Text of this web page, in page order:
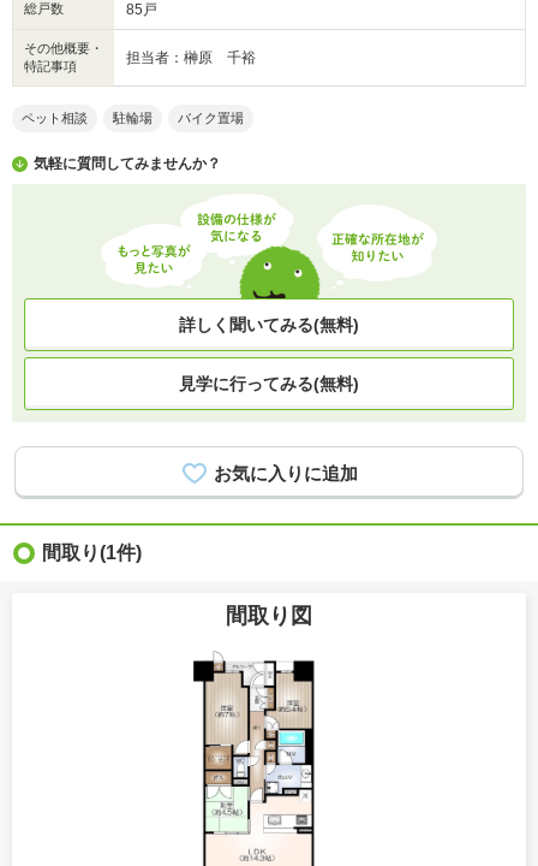
総戸数 85戸
その他概要・
特記事項
担当者：榊原 千裕
ペット相談 駐輪場 バイク置場
気軽に質問してみませんか？
詳しく聞いてみる(無料)
見学に行ってみる(無料)
間取り(1件)
間取り図